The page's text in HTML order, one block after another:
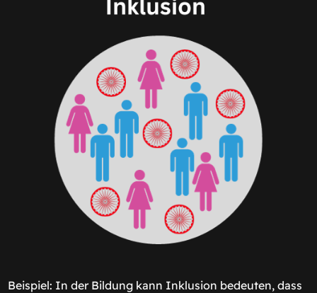
Beispiel: In der Bildung kann Inklusion bedeuten, dass